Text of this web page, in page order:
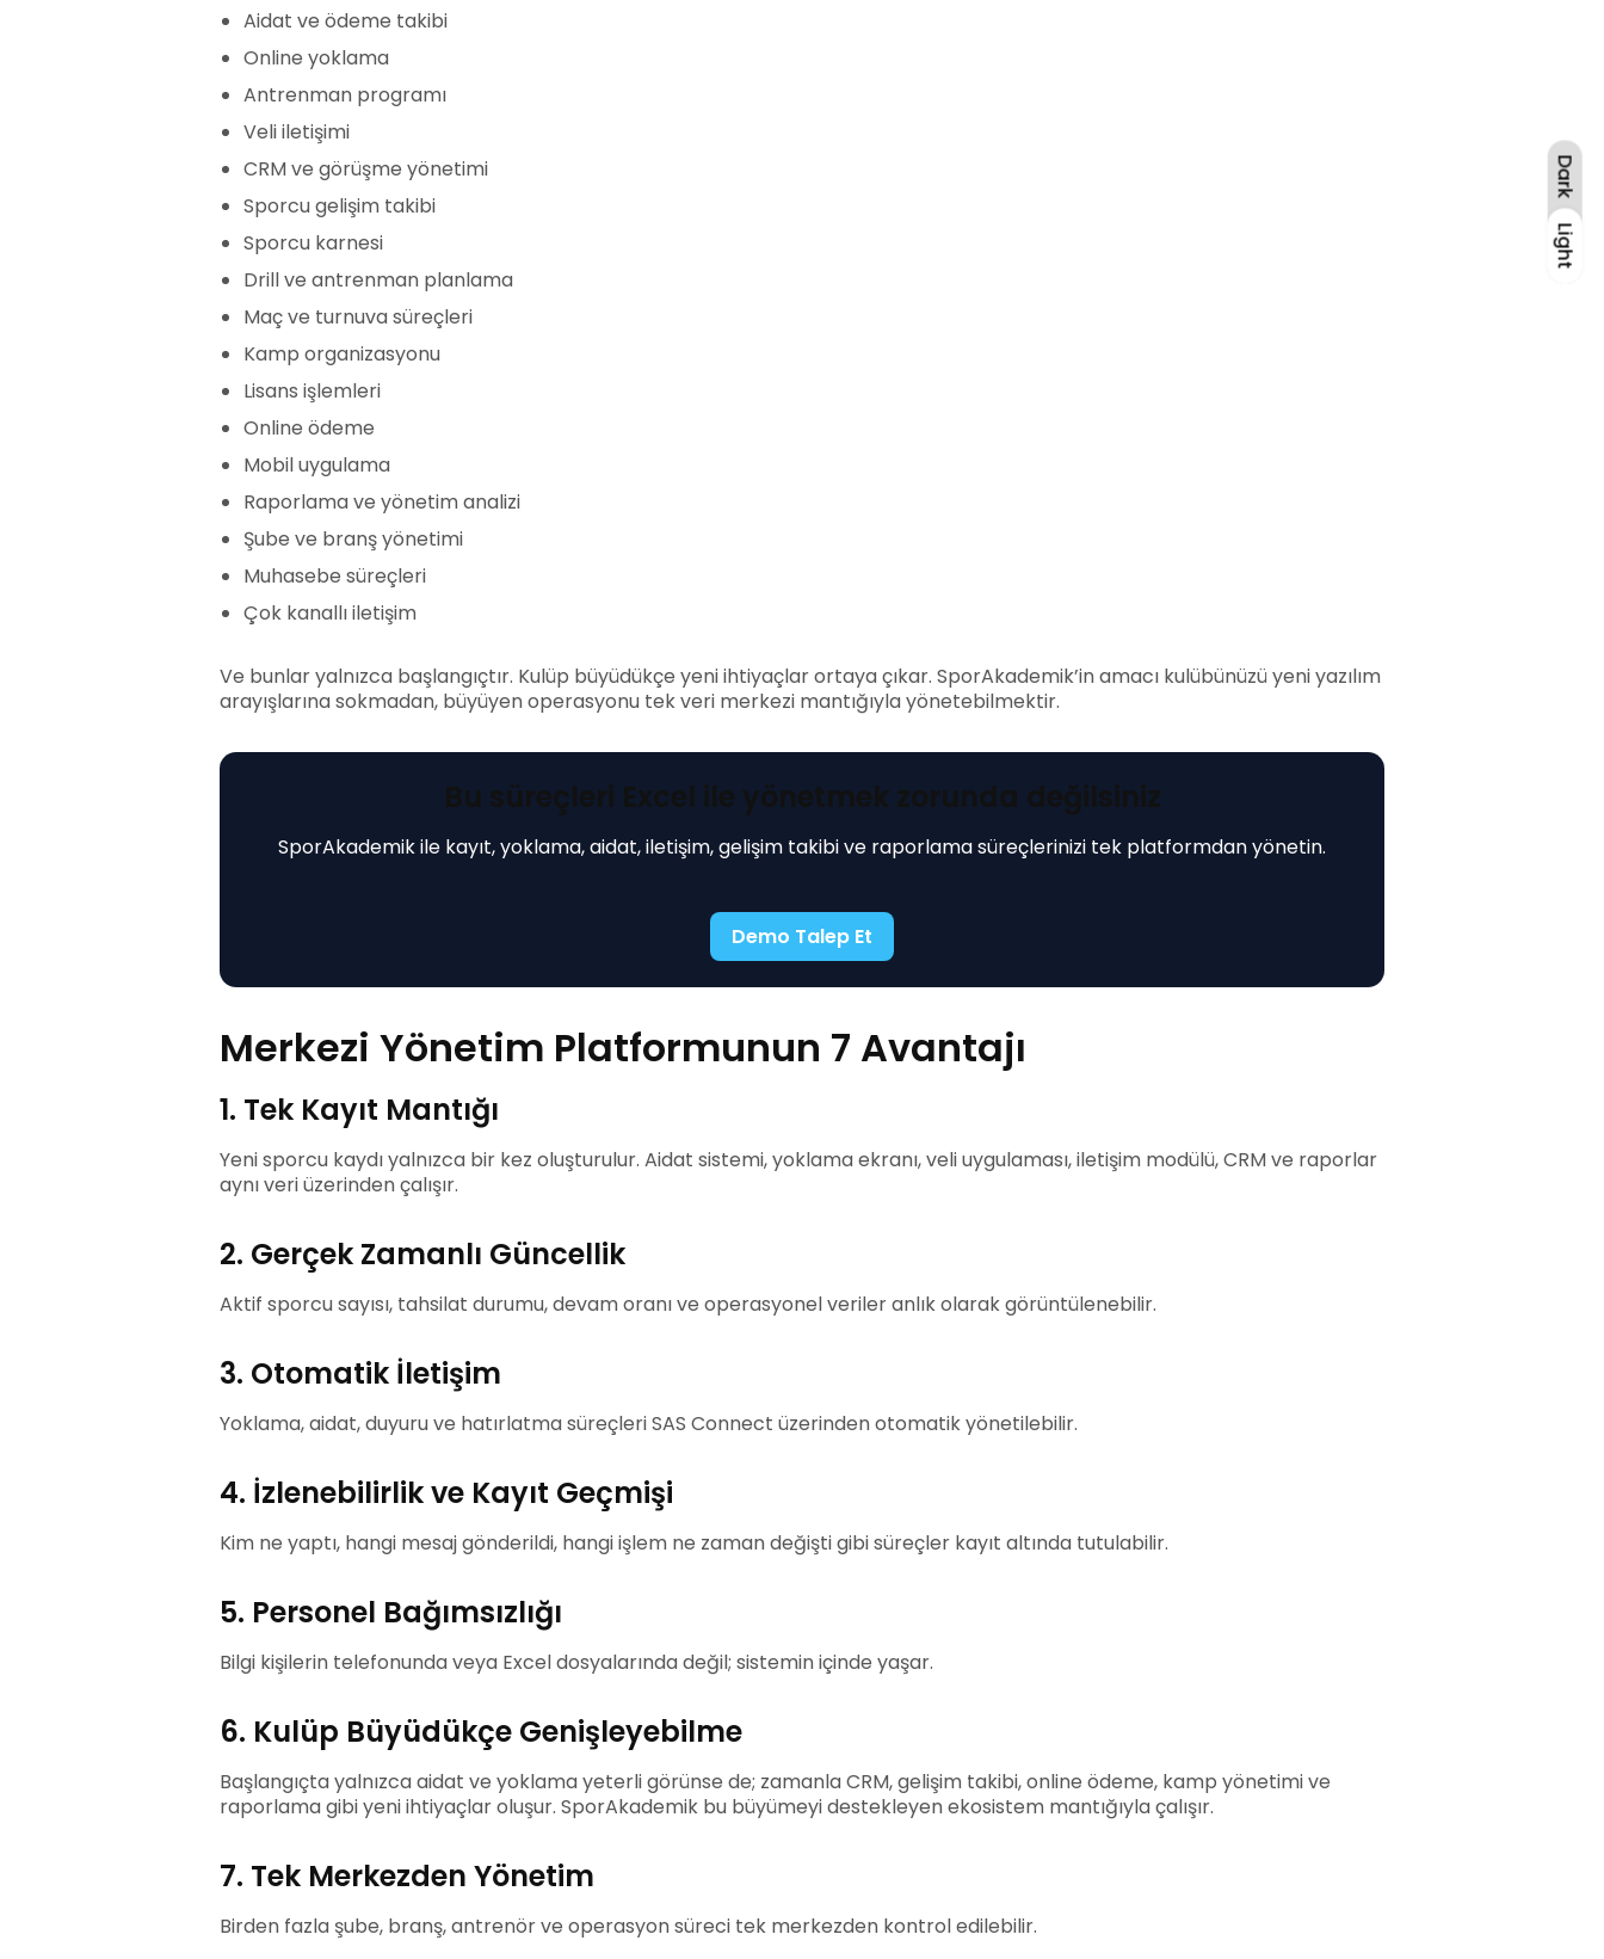
Aidat ve ödeme takibi
Online yoklama
Antrenman programı
Veli iletişimi
CRM ve görüşme yönetimi
Sporcu gelişim takibi
Sporcu karnesi
Drill ve antrenman planlama
Maç ve turnuva süreçleri
Kamp organizasyonu
Lisans işlemleri
Online ödeme
Mobil uygulama
Raporlama ve yönetim analizi
Şube ve branş yönetimi
Muhasebe süreçleri
Çok kanallı iletişim
Ve bunlar yalnızca başlangıçtır. Kulüp büyüdükçe yeni ihtiyaçlar ortaya çıkar. SporAkademik’in amacı kulübünüzü yeni yazılım
arayışlarına sokmadan, büyüyen operasyonu tek veri merkezi mantığıyla yönetebilmektir.
Bu süreçleri Excel ile yönetmek zorunda değilsiniz
SporAkademik ile kayıt, yoklama, aidat, iletişim, gelişim takibi ve raporlama süreçlerinizi tek platformdan yönetin.
Demo Talep Et
Merkezi Yönetim Platformunun 7 Avantajı
1. Tek Kayıt Mantığı
Yeni sporcu kaydı yalnızca bir kez oluşturulur. Aidat sistemi, yoklama ekranı, veli uygulaması, iletişim modülü, CRM ve raporlar
aynı veri üzerinden çalışır.
2. Gerçek Zamanlı Güncellik
Aktif sporcu sayısı, tahsilat durumu, devam oranı ve operasyonel veriler anlık olarak görüntülenebilir.
3. Otomatik İletişim
Yoklama, aidat, duyuru ve hatırlatma süreçleri SAS Connect üzerinden otomatik yönetilebilir.
4. İzlenebilirlik ve Kayıt Geçmişi
Kim ne yaptı, hangi mesaj gönderildi, hangi işlem ne zaman değişti gibi süreçler kayıt altında tutulabilir.
5. Personel Bağımsızlığı
Bilgi kişilerin telefonunda veya Excel dosyalarında değil; sistemin içinde yaşar.
6. Kulüp Büyüdükçe Genişleyebilme
Başlangıçta yalnızca aidat ve yoklama yeterli görünse de; zamanla CRM, gelişim takibi, online ödeme, kamp yönetimi ve
raporlama gibi yeni ihtiyaçlar oluşur. SporAkademik bu büyümeyi destekleyen ekosistem mantığıyla çalışır.
7. Tek Merkezden Yönetim
Birden fazla şube, branş, antrenör ve operasyon süreci tek merkezden kontrol edilebilir.
Dark
Light
Light